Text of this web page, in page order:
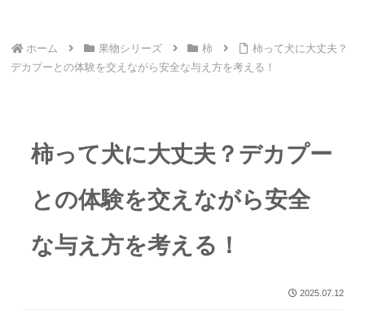
ホーム 果物シリーズ 柿
柿って犬に大丈夫？
デカプーとの体験を交えながら安全な与え方を考える！
柿って犬に大丈夫？デカプー
との体験を交えながら安全
な与え方を考える！
2025.07.12